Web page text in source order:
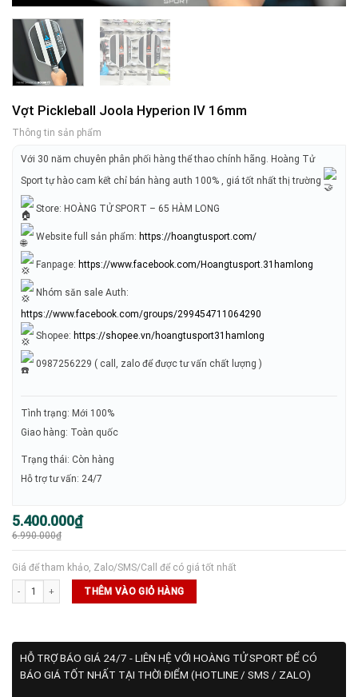
Vợt Pickleball Joola Hyperion IV 16mm
Thông tin sản phẩm
Với 30 năm chuyên phân phối hàng thể thao chính hãng. Hoàng Tử
Sport tự hào cam kết chỉ bán hàng auth 100% , giá tốt nhất thị trường
Store: HOÀNG TỬ SPORT – 65 HÀM LONG
Website full sản phẩm: https://hoangtusport.com/
Fanpage: https://www.facebook.com/Hoangtusport.31hamlong
Nhóm săn sale Auth:
https://www.facebook.com/groups/299454711064290
Shopee: https://shopee.vn/hoangtusport31hamlong
0987256229 ( call, zalo để được tư vấn chất lượng )
Tình trạng: Mới 100%
Giao hàng: Toàn quốc
Trạng thái: Còn hàng
Hỗ trợ tư vấn: 24/7
6.990.000₫
Giá
gốc
là:
5.400.000₫
Giá
hiện
tại
Giá để tham khảo, Zalo/SMS/Call để có giá tốt nhất
Vợt Pickleball Joola Hyperion IV 16mm số lượng
THÊM VÀO GIỎ HÀNG
HỖ TRỢ BÁO GIÁ 24/7 - LIÊN HỆ VỚI HOÀNG TỬ SPORT ĐỂ CÓ
BÁO GIÁ TỐT NHẤT TẠI THỜI ĐIỂM (HOTLINE / SMS / ZALO)